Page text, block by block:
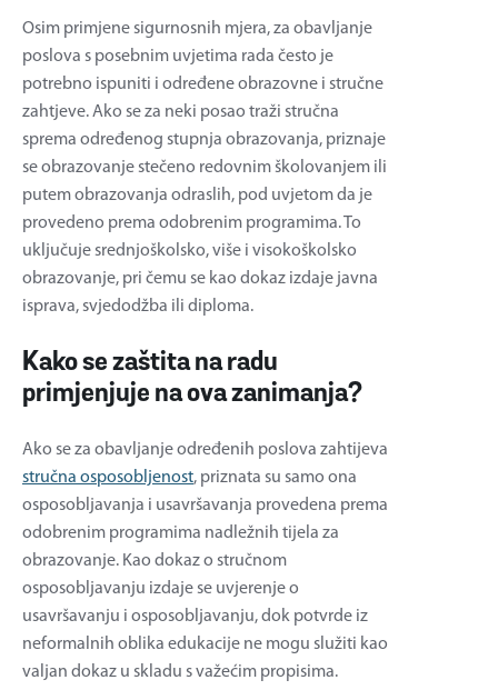
Osim primjene sigurnosnih mjera, za obavljanje
poslova s posebnim uvjetima rada često je
potrebno ispuniti i određene obrazovne i stručne
zahtjeve. Ako se za neki posao traži stručna
sprema određenog stupnja obrazovanja, priznaje
se obrazovanje stečeno redovnim školovanjem ili
putem obrazovanja odraslih, pod uvjetom da je
provedeno prema odobrenim programima. To
uključuje srednjoškolsko, više i visokoškolsko
obrazovanje, pri čemu se kao dokaz izdaje javna
isprava, svjedodžba ili diploma.
Kako se zaštita na radu
primjenjuje na ova zanimanja?
Ako se za obavljanje određenih poslova zahtijeva
stručna osposobljenost, priznata su samo ona
osposobljavanja i usavršavanja provedena prema
odobrenim programima nadležnih tijela za
obrazovanje. Kao dokaz o stručnom
osposobljavanju izdaje se uvjerenje o
usavršavanju i osposobljavanju, dok potvrde iz
neformalnih oblika edukacije ne mogu služiti kao
valjan dokaz u skladu s važećim propisima.